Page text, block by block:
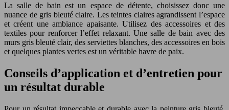
La salle de bain est un espace de détente, choisissez donc une
nuance de gris bleuté claire. Les teintes claires agrandissent l’espace
et créent une ambiance apaisante. Utilisez des accessoires et des
textiles pour renforcer l’effet relaxant. Une salle de bain avec des
murs gris bleuté clair, des serviettes blanches, des accessoires en bois
et quelques plantes vertes est un véritable havre de paix.
Conseils d’application et d’entretien pour
un résultat durable